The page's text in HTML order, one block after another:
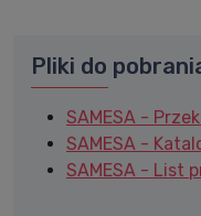
Pliki do
SAMESA -
SAMESA -
SAMESA - List